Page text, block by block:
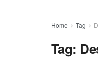
Home Tag
Tag: